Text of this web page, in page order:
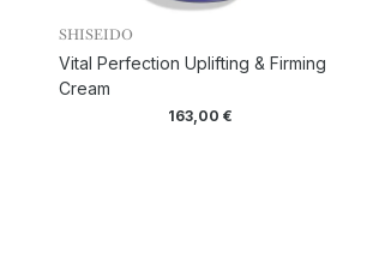
SHISEIDO
Vital Perfection Uplifting & Firming
Cream
163,00€